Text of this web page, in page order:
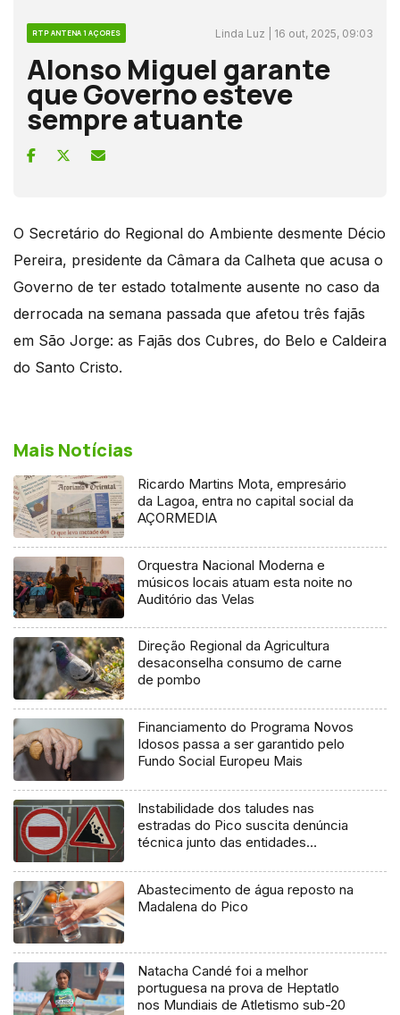
RTP ANTENA 1 AÇORES Linda Luz | 16 out, 2025, 09:03
Alonso Miguel garante
que Governo esteve
sempre atuante
O Secretário do Regional do Ambiente desmente Décio
Pereira, presidente da Câmara da Calheta que acusa o
Governo de ter estado totalmente ausente no caso da
derrocada na semana passada que afetou três fajãs
em São Jorge: as Fajãs dos Cubres, do Belo e Caldeira
do Santo Cristo.
Mais Notícias
Ricardo Martins Mota, empresário
da Lagoa, entra no capital social da
AÇORMEDIA
Orquestra Nacional Moderna e
músicos locais atuam esta noite no
Auditório das Velas
Direção Regional da Agricultura
desaconselha consumo de carne
de pombo
Financiamento do Programa Novos
Idosos passa a ser garantido pelo
Fundo Social Europeu Mais
Instabilidade dos taludes nas
estradas do Pico suscita denúncia
técnica junto das entidades
Abastecimento de água reposto na
Madalena do Pico
Natacha Candé foi a melhor
portuguesa na prova de Heptatlo
nos Mundiais de Atletismo sub-20